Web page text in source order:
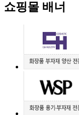
쇼핑몰 배너